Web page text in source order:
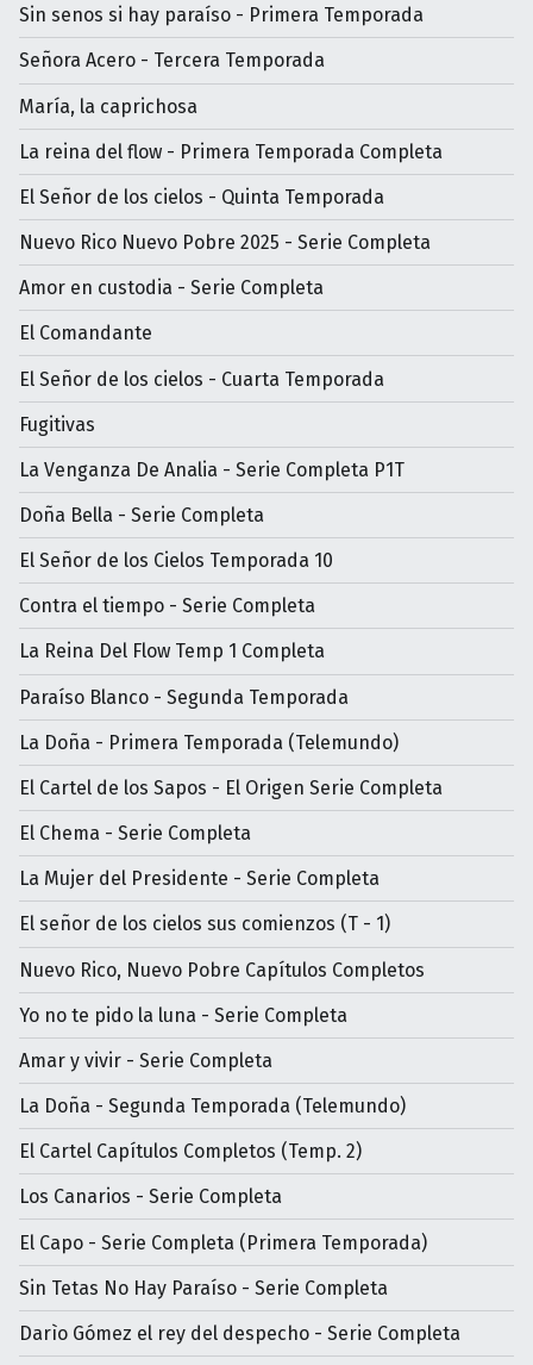
Sin senos si hay paraíso - Primera Temporada
Señora Acero - Tercera Temporada
María, la caprichosa
La reina del flow - Primera Temporada Completa
El Señor de los cielos - Quinta Temporada
Nuevo Rico Nuevo Pobre 2025 - Serie Completa
Amor en custodia - Serie Completa
El Comandante
El Señor de los cielos - Cuarta Temporada
Fugitivas
La Venganza De Analia - Serie Completa P1T
Doña Bella - Serie Completa
El Señor de los Cielos Temporada 10
Contra el tiempo - Serie Completa
La Reina Del Flow Temp 1 Completa
Paraíso Blanco - Segunda Temporada
La Doña - Primera Temporada (Telemundo)
El Cartel de los Sapos - El Origen Serie Completa
El Chema - Serie Completa
La Mujer del Presidente - Serie Completa
El señor de los cielos sus comienzos (T - 1)
Nuevo Rico, Nuevo Pobre Capítulos Completos
Yo no te pido la luna - Serie Completa
Amar y vivir - Serie Completa
La Doña - Segunda Temporada (Telemundo)
El Cartel Capítulos Completos (Temp. 2)
Los Canarios - Serie Completa
El Capo - Serie Completa (Primera Temporada)
Sin Tetas No Hay Paraíso - Serie Completa
Darìo Gómez el rey del despecho - Serie Completa